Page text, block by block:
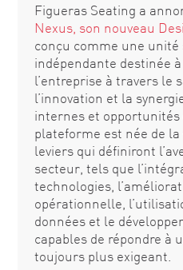
Figueras Seating a
Nexus, son nouveau
conçu comme une
indépendante destinée
l’entreprise à travers le
l’innovation et la
internes et opportunités
plateforme est née de
leviers qui définiront
secteur, tels que
technologies,
opérationnelle,
données et le
capables de répondre à
toujours plus exigeant.